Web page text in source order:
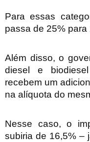
Para essas
passa de 25% para
Além disso, o
diesel e
recebem um
na alíquota do
Nesse caso, o
subiria de 16,5% –